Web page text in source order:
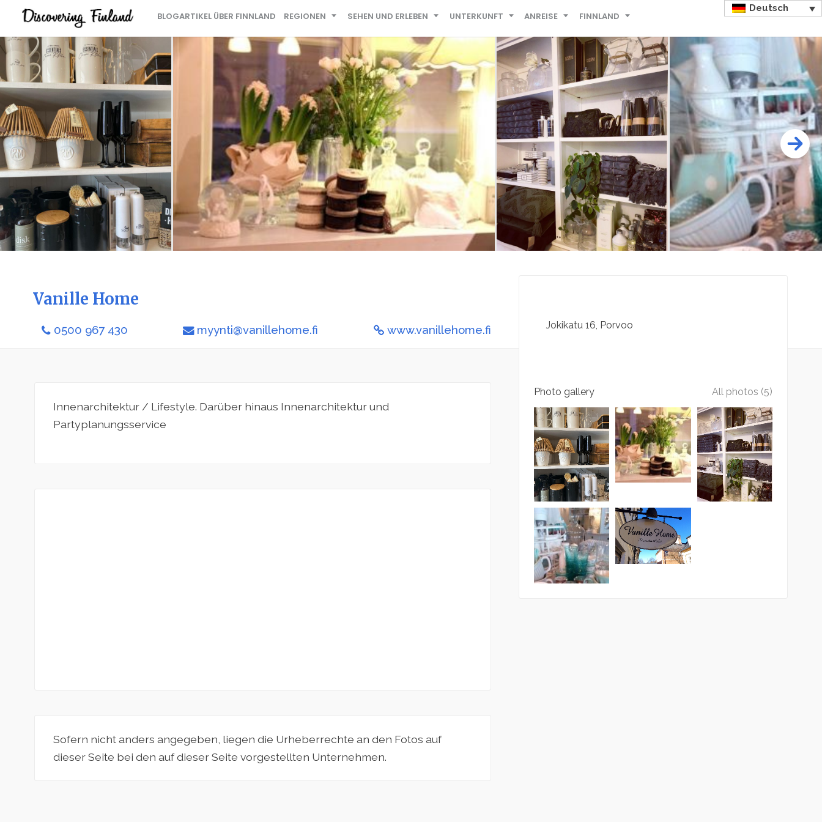
BLOGARTIKEL ÜBER FINNLAND REGIONEN SEHEN UND ERLEBEN UNTERKUNFT ANREISE FINNLAND
Deutsch
Vanille Home
0500 967 430 myynti@vanillehome.fi www.vanillehome.fi
Innenarchitektur / Lifestyle. Darüber hinaus Innenarchitektur und
Partyplanungsservice
Sofern nicht anders angegeben, liegen die Urheberrechte an den Fotos auf
dieser Seite bei den auf dieser Seite vorgestellten Unternehmen.
Jokikatu 16 Porvoo
Photo gallery All photos (5)